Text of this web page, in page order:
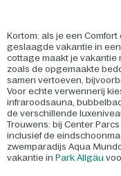
Kortom: als je een
geslaagde vakantie in
cottage maakt je vakantie
zoals de opgemaakte
samen vertoeven,
Voor echte verwennerij
infraroodsauna,
de verschillende
Trouwens: bij Center
inclusief de
zwemparadijs Aqua
vakantie in Park Allgäu